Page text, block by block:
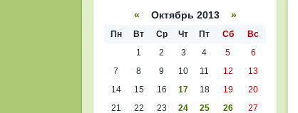
« Октябрь 2013 »
Пн Вт Ср Чт Пт Сб
Вс
1
2 3 4 5
6
7
8 9 10 11 12
13
14
15 16 17 18 19
20
21
22 23 24 25 26 27